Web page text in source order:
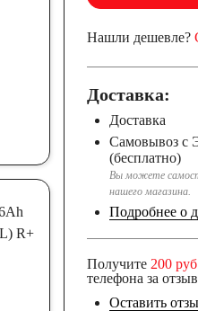
Нашли дешевле?
Доставка:
Доставка
Самовывоз с
(бесплатно)
Вы можете
нашего магазина.
Подробнее о
Получите 200 руб
телефона за
Оставить